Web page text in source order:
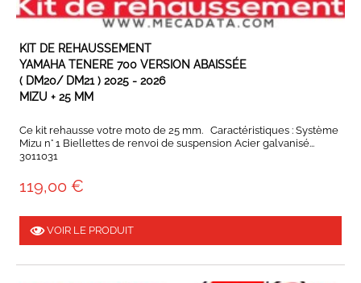
KIT DE REHAUSSEMENT
YAMAHA TENERE 700 VERSION ABAISSÉE
( DM20/ DM21 ) 2025 - 2026
MIZU + 25 MM
Ce kit rehausse votre moto de 25 mm. Caractéristiques : Système
Mizu n° 1 Biellettes de renvoi de suspension Acier galvanisé...
3011031
119,00 €
VOIR LE PRODUIT